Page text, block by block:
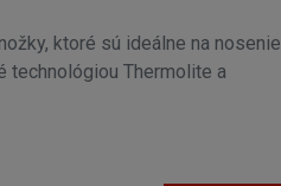
ktoré sú ideálne na nosenie
technológiou Thermolite a